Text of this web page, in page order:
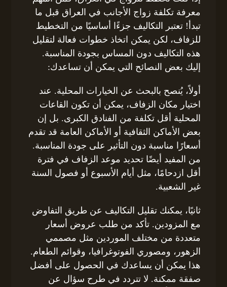
معرفة تكلفة زواج الأجانب في العراق قبل ما
تبدأ! تعتبر التكاليف جزءًا أساسيًا من التخطيط
للزفاف، لكن يمكن اتخاذ خطوات فعالة لتقليل
هذه التكاليف دون المساس بجودة المناسبة.
إليك بعض النصائح التي يمكن أن تساعدك:
أولاً، يُنصح بالبحث عن الخيارات المحلية. عند
اختيار مكان الزفاف، يمكن أن تكون القاعات
المحلية أقل تكلفة من الفنادق الكبرى. بل إن
بعض الأماكن الثقافية أو الأماكن العامة قد تقدم
أسعارًا مناسبة دون التأثير على جودة المناسبة.
من المفيد أيضًا تحديد موعد الزفاف في فترة
أقل ازدحامًا، مثل أيام الأسبوع أو فصول السنة
غير الشعبية.
ثانيًا، يمكنك تقليل التكاليف عن طريق التفاوض
مع المزودين. تأكد من طلب عروض أسعار
متعددة من مختلف الموردين مثل مصممي
الزهور، ومصوري الفوتوغرافيا، وقوائم الطعام.
هذا يمكن أن يساعدك في الحصول على أفضل
صفقة ممكنة. لا تتردد في طرح سؤال عن